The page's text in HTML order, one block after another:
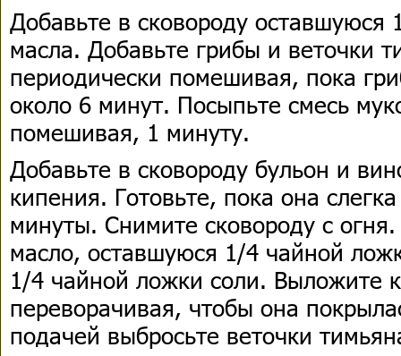
Добавьте в сковороду оставшуюся
масла. Добавьте грибы и веточки
периодически помешивая, пока
около 6 минут. Посыпьте смесь
помешивая, 1 минуту.
Добавьте в сковороду бульон и
кипения. Готовьте, пока она
минуты. Снимите сковороду с
масло, оставшуюся 1/4 чайной
1/4 чайной ложки соли. Выложите
переворачивая, чтобы она
подачей выбросьте веточки